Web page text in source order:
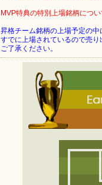
MVP特典の特別上場銘柄につい
昇格チーム銘柄の上場予定の
すでに上場されているので売り
ご了承ください。